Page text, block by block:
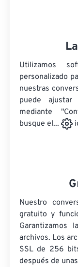
Utilizamos
personalizado
nuestras
puede ajustar
mediante
busque el...
Nuestro
gratuito y
Garantizamos
archivos. Los
SSL de 256
después de